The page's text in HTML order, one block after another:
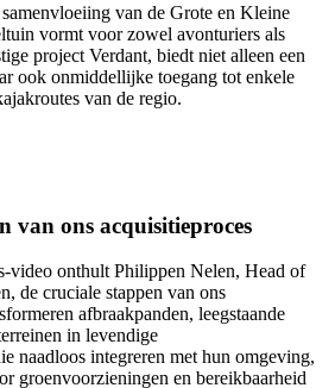
van de Grote en Kleine
vormt voor zowel avonturiers als
project Verdant, biedt niet alleen een
ook onmiddellijke toegang tot enkele
van de regio.
van ons acquisitieproces
video onthult Philippen Nelen, Head of
de cruciale stappen van ons
afbraakpanden, leegstaande
in levendige
naadloos integreren met hun omgeving,
groenvoorzieningen en bereikbaarheid